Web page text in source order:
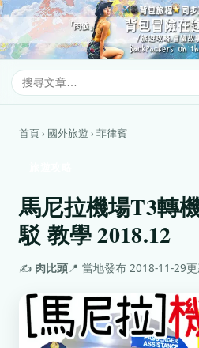
首頁 › 國外旅遊 › 菲律賓
馬尼拉機場T3轉
駁 教學 2018.12
✍️ 肉比頭📍 當地發布 2018-11-29